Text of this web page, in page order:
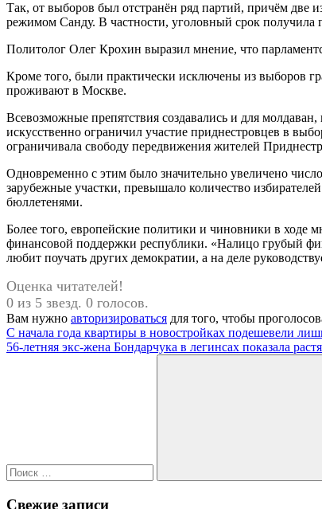
Так, от выборов был отстранён ряд партий, причём две
режимом Санду. В частности, уголовный срок получила
Политолог Олег Крохин выразил мнение, что
Кроме того, были практически исключены из выборов
проживают в Москве.
Всевозможные препятствия создавались и для
искусственно ограничил участие приднестровцев в
ограничивала свободу передвижения жителей
Одновременно с этим было значительно увеличено
зарубежные участки, превышало количество
бюллетенями.
Более того, европейские политики и чиновники в ходе
финансовой поддержки республики. «Налицо грубый
любит поучать других демократии, а на деле
Оценка читателей!
0 из 5 звезд. 0 голосов.
Вам нужно авторизироваться для того, чтобы
Навигация
по
Предыдущая
запись:
С начала года квартиры в новостройках подешевели
Следующая
56-летняя экс-жена Бондарчука в легинсах показала
Поиск
Свежие записи